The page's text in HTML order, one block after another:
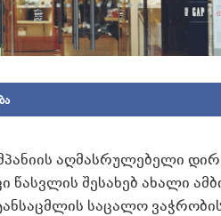
აღმასრულებელი
შესახებ ახალი
საცალო